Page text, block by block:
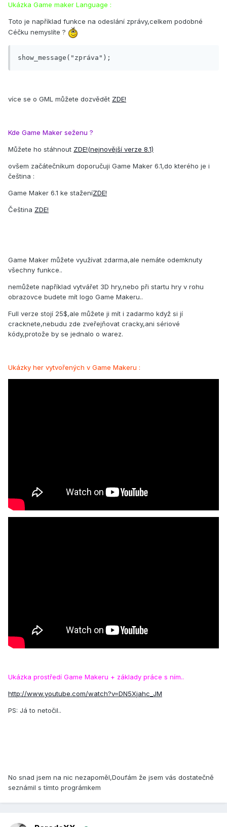
Ukázka Game maker Language :
Toto je například funkce na odeslání zprávy,celkem podobné
Céčku nemyslíte ?
show_message("zpráva");
více se o GML můžete dozvědět ZDE!
Kde Game Maker seženu ?
Můžete ho stáhnout ZDE!(nejnovější verze 8.1)
ovšem začátečníkum doporučuji Game Maker 6.1,do kterého je i
čeština :
Game Maker 6.1 ke staženíZDE!
Čeština ZDE!
Game Maker můžete využívat zdarma,ale nemáte odemknuty
všechny funkce..
nemůžete například vytvářet 3D hry,nebo při startu hry v rohu
obrazovce budete mít logo Game Makeru..
Full verze stojí 25$,ale můžete ji mít i zadarmo když si jí
cracknete,nebudu zde zveřejňovat cracky,ani sériové
kódy,protože by se jednalo o warez.
Ukázky her vytvořených v Game Makeru :
Ukázka prostředí Game Makeru + základy práce s ním..
http://www.youtube.com/watch?v=DN5Xjahc_JM
PS: Já to netočil..
No snad jsem na nic nezapoměl,Doufám že jsem vás dostatečně
seznámil s tímto prográmkem